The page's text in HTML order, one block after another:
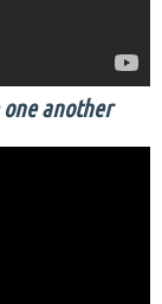
one another